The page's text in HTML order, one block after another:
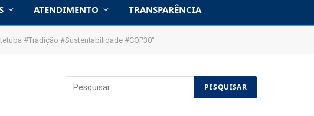
ATENDIMENTO TRANSPARÊNCIA
#Tradição #Sustentabilidade #COP30"